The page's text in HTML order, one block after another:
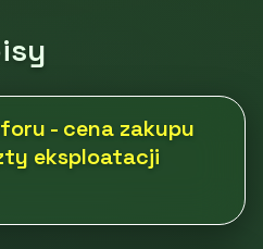
- cena zakupu
eksploatacji